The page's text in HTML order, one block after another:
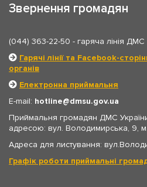
Звернення громадян
(044) 363-22-50 - гаряча лінія ДМС
Гарячі лінії та Facebook-
органів
Електронна приймальня
E-mail: hotline
dmsu.gov.ua
Приймальня громадян ДМС
адресою: вул. Володимирська, 9, м.
Адреса для листування:
Графік роботи приймальні